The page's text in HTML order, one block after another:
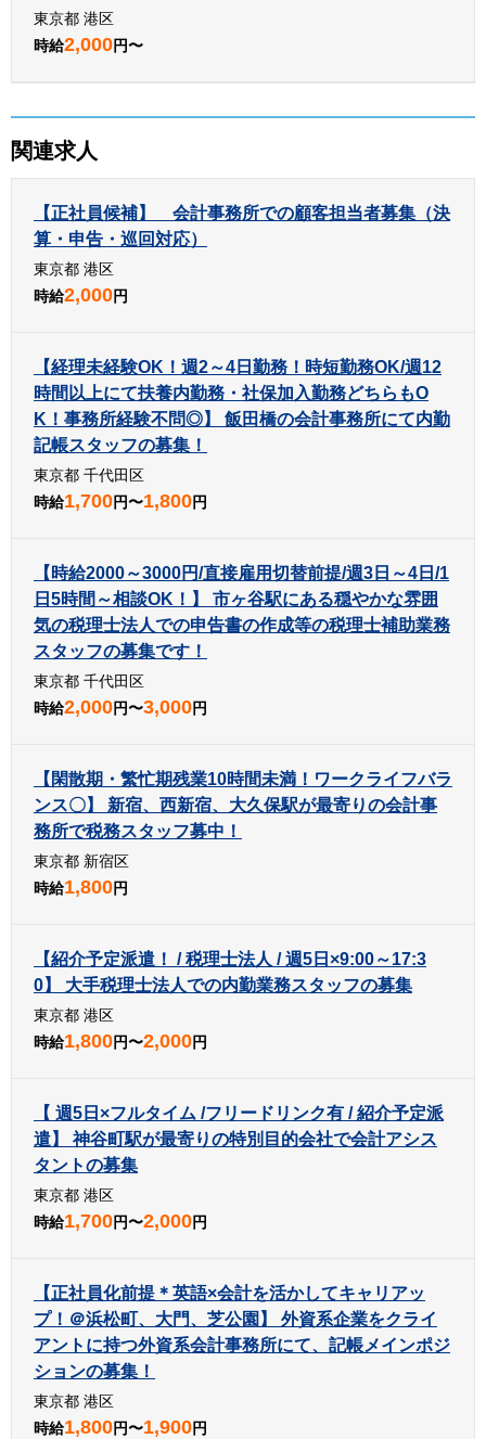
東京都 港区
時給2,000円〜
関連求人
【正社員候補】 会計事務所での顧客担当者募集（決
算・申告・巡回対応）
東京都 港区
時給2,000円
【経理未経験OK！週2～4日勤務！時短勤務OK/週12
時間以上にて扶養内勤務・社保加入勤務どちらもO
K！事務所経験不問◎】 飯田橋の会計事務所にて内勤
記帳スタッフの募集！
東京都 千代田区
時給1,700円〜1,800円
【時給2000～3000円/直接雇用切替前提/週3日～4日/1
日5時間～相談OK！】 市ヶ谷駅にある穏やかな雰囲
気の税理士法人での申告書の作成等の税理士補助業務
スタッフの募集です！
東京都 千代田区
時給2,000円〜3,000円
【閑散期・繁忙期残業10時間未満！ワークライフバラ
ンス〇】 新宿、西新宿、大久保駅が最寄りの会計事
務所で税務スタッフ募中！
東京都 新宿区
時給1,800円
【紹介予定派遣！ / 税理士法人 / 週5日×9:00～17:3
0】 大手税理士法人での内勤業務スタッフの募集
東京都 港区
時給1,800円〜2,000円
【 週5日×フルタイム /フリードリンク有 / 紹介予定派
遣】 神谷町駅が最寄りの特別目的会社で会計アシス
タントの募集
東京都 港区
時給1,700円〜2,000円
【正社員化前提＊英語×会計を活かしてキャリアッ
プ！＠浜松町、大門、芝公園】 外資系企業をクライ
アントに持つ外資系会計事務所にて、記帳メインポジ
ションの募集！
東京都 港区
時給1,800円〜1,900円